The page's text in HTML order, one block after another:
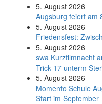
5. August 2026
Augsburg feiert am
5. August 2026
Friedensfest:
5. August 2026
swa Kurz­film­nacht
Trick 17 unterm
5. August 2026
Momento Schule
Start im September